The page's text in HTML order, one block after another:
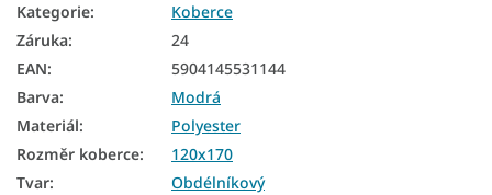
Kategorie:
Koberce
Záruka:
24
EAN:
5904145531144
Barva:
Modrá
Materiál:
Polyester
Rozměr koberce:
120x170
Tvar:
Obdélníkový